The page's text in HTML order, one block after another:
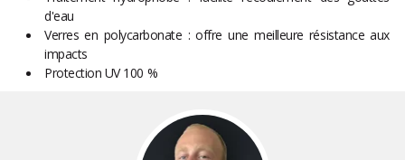
d'eau
Verres en polycarbonate : offre une meilleure résistance aux
impacts
Protection UV 100 %